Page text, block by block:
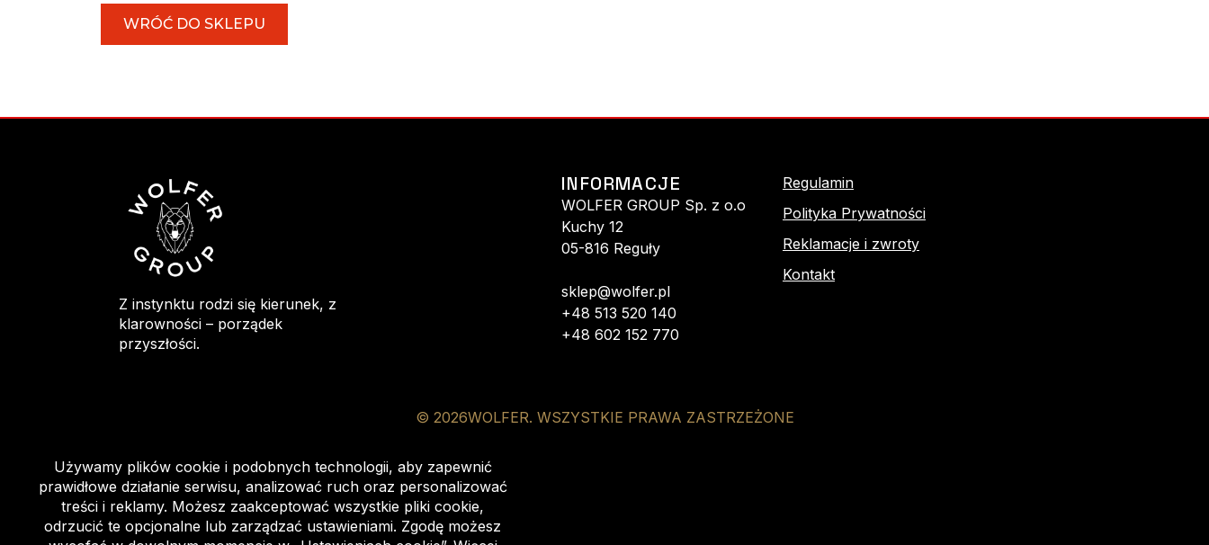
WRÓĆ DO SKLEPU
Z instynktu rodzi się kierunek, z
klarowności – porządek
przyszłości.
INFORMACJE
WOLFER GROUP Sp. z o.o
Kuchy 12
05-816 Reguły
sklep@wolfer.pl
+48 513 520 140
+48 602 152 770
Regulamin
Polityka Prywatności
Reklamacje i zwroty
Kontakt
© 2026WOLFER. WSZYSTKIE PRAWA ZASTRZEŻONE